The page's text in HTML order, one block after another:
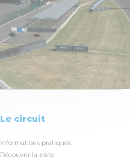
Le circuit
Informations pratiques
Découvrir la piste